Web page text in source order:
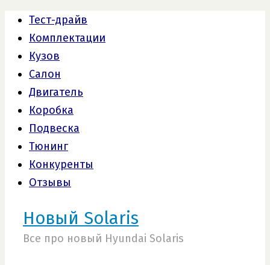
Тест-драйв
Комплектации
Кузов
Салон
Двигатель
Коробка
Подвеска
Тюнинг
Конкуренты
Отзывы
Новый Solaris
Все про новый Hyundai Solaris